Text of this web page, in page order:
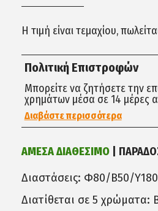
Η τιμή είναι τεμαχίου,
Πολιτική Επιστροφών
Μπορείτε να ζητήσετε την
χρημάτων μέσα σε 14 μέρες
Διαβάστε περισσότερα
ΑΜΕΣΑ ΔΙΑΘΕΣΙΜΟ|
Διαστάσεις: Φ80/Β50/
Διατίθεται σε 5 χρώματα: